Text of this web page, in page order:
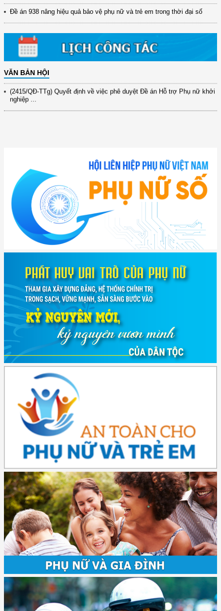
Đề án 938 nâng hiệu quả bảo vệ phụ nữ và trẻ em trong thời đại số
VĂN BẢN HỘI
(898/KH/ĐCT) Kế hoạch thực hiện Quyết định số 2415/QĐ-TTg ngày
31/10/2025 ...
(417/QĐ-BNNMT) Quyết định phê duyệt Chương trình mục tiêu quốc gia
xây dựng ...
(891/KH-ĐCT) Kế hoạch thực hiện Nghị quyết số 72-NQ/TW ngày
9/9/2025 của Bộ ...
(2415/QĐ-TTg) Quyết định về việc phê duyệt Đề án Hỗ trợ Phụ nữ khởi
nghiệp ...